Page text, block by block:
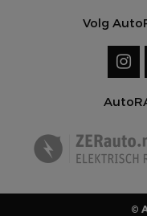
Volg
©